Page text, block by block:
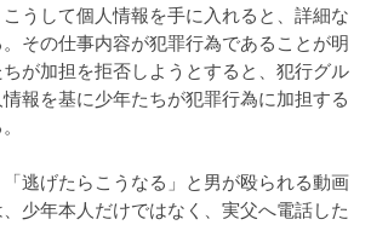
うして個人情報を手に入れると、詳細な
その仕事内容が犯罪行為であることが明
が加担を拒否しようとすると、犯行グル
報を基に少年たちが犯罪行為に加担する
逃げたらこうなる」と男が殴られる動画
少年本人だけではなく、実父へ電話した